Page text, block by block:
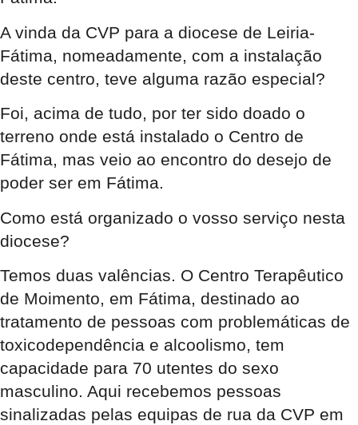
A vinda da CVP para a diocese de Leiria-
Fátima, nomeadamente, com a instalação
deste centro, teve alguma razão especial?
Foi, acima de tudo, por ter sido doado o
terreno onde está instalado o Centro de
Fátima, mas veio ao encontro do desejo de
poder ser em Fátima.
Como está organizado o vosso serviço nesta
diocese?
Temos duas valências. O Centro Terapêutico
de Moimento, em Fátima, destinado ao
tratamento de pessoas com problemáticas de
toxicodependência e alcoolismo, tem
capacidade para 70 utentes do sexo
masculino. Aqui recebemos pessoas
sinalizadas pelas equipas de rua da CVP em